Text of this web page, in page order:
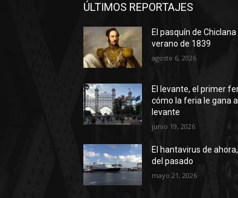
ÚLTIMOS REPORTAJES
El pasquín de Chiclana
verano de 1839
agosto 6, 2026
El levante, el primer
cómo la feria le gana
levante
junio 19, 2026
El hantavirus de
del pasado
mayo 21, 2026